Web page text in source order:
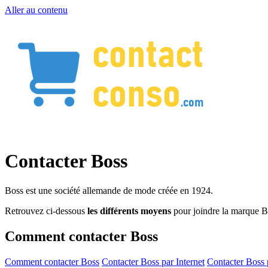
Aller au contenu
Contacter Boss
Boss est une société allemande de mode créée en 1924.
Retrouvez ci-dessous les différents moyens pour joindre la marque
Comment contacter Boss
Comment contacter Boss Contacter Boss par Internet Contacter Boss